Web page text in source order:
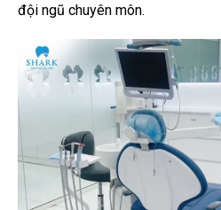
đội ngũ chuyên môn.